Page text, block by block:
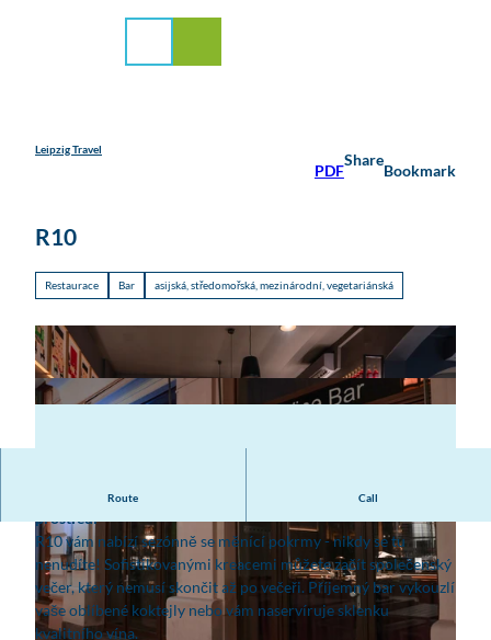
Leipzig Travel
PDF
Share
Bookmark
R10
Restaurace Bar asijská, středomořská, mezinárodní, vegetariánská
Route Call
Asijskou kuchyní inspirovaná jídla a koktejly v městském
prostředí
R10 vám nabízí sezónně se měnící pokrmy - nikdy se tu
nenudíte! Sofistikovanými kreacemi můžete začít společenský
večer, který nemusí skončit až po večeři. Příjemný bar vykouzlí
vaše oblíbené koktejly nebo vám naservíruje sklenku
kvalitního vína.